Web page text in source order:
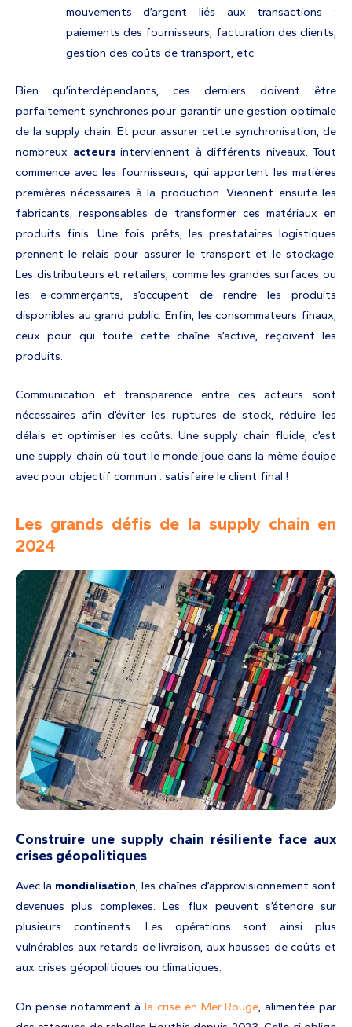
mouvements d’argent liés aux transactions :
paiements des fournisseurs, facturation des clients,
gestion des coûts de transport, etc.
Bien qu’interdépendants, ces derniers doivent être
parfaitement synchrones pour garantir une gestion optimale
de la supply chain. Et pour assurer cette synchronisation, de
nombreux acteurs interviennent à différents niveaux. Tout
commence avec les fournisseurs, qui apportent les matières
premières nécessaires à la production. Viennent ensuite les
fabricants, responsables de transformer ces matériaux en
produits finis. Une fois prêts, les prestataires logistiques
prennent le relais pour assurer le transport et le stockage.
Les distributeurs et retailers, comme les grandes surfaces ou
les e-commerçants, s’occupent de rendre les produits
disponibles au grand public. Enfin, les consommateurs finaux,
ceux pour qui toute cette chaîne s’active, reçoivent les
produits.
Communication et transparence entre ces acteurs sont
nécessaires afin d’éviter les ruptures de stock, réduire les
délais et optimiser les coûts. Une supply chain fluide, c’est
une supply chain où tout le monde joue dans la même équipe
avec pour objectif commun : satisfaire le client final !
Les grands défis de la supply chain en
2024
Construire une supply chain résiliente face aux
crises géopolitiques
Avec la mondialisation, les chaînes d’approvisionnement sont
devenues plus complexes. Les flux peuvent s’étendre sur
plusieurs continents. Les opérations sont ainsi plus
vulnérables aux retards de livraison, aux hausses de coûts et
aux crises géopolitiques ou climatiques.
On pense notamment àla crise en Mer Rouge, alimentée par